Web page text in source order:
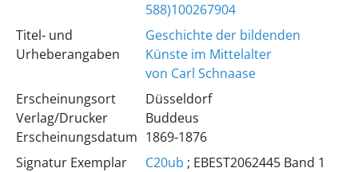
588)100267904
Titel- und
Urheberangaben
Geschichte der bildenden
Künste im Mittelalter
von Carl Schnaase
Erscheinungsort
Verlag/Drucker
Erscheinungsdatum
Düsseldorf
Buddeus
1869-1876
Signatur Exemplar
C20ub ; EBEST2062445 Band 1